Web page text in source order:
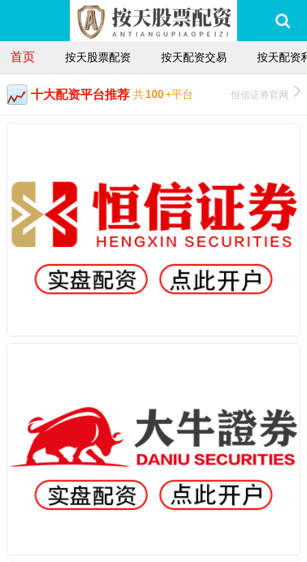
首页 按天股票配资 按天配资交易 按天配资
十大配资平台推荐 共100+平台 恒信证券官网